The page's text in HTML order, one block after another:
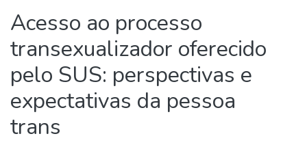
Acesso ao processo
transexualizador oferecido
pelo SUS: perspectivas e
expectativas da pessoa
trans